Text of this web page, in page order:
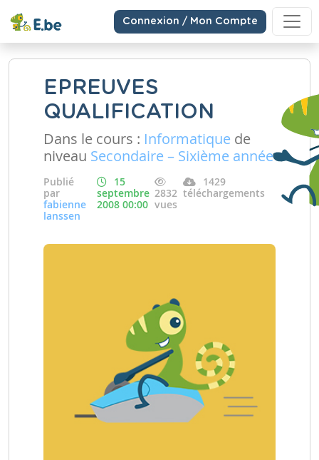
Connexion / Mon Compte
EPREUVES
QUALIFICATION
Dans le cours : Informatique de
niveau Secondaire – Sixième année
Publié
par
fabienne
lanssen
15
septembre
2008 00:00
2832
vues
1429
téléchargements